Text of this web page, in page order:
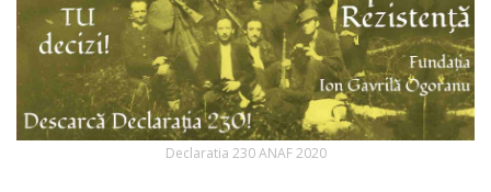
Declaratia 230 ANAF 2020